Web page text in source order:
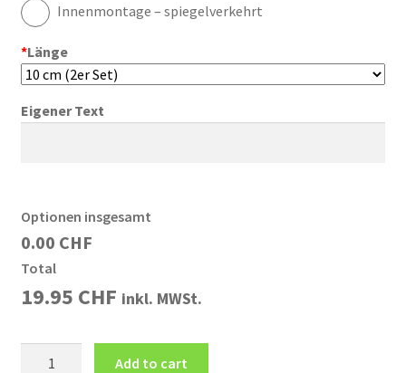
Innenmontage – spiegelverkehrt
*Länge
Eigener Text
Optionen insgesamt
0.00 CHF
Total
19.95 CHF inkl. MWSt.
Add to cart